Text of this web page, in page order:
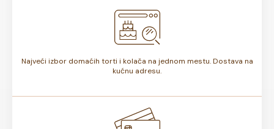
Najveći izbor domaćih torti i kolača na jednom mestu. Dostava na
kućnu adresu.